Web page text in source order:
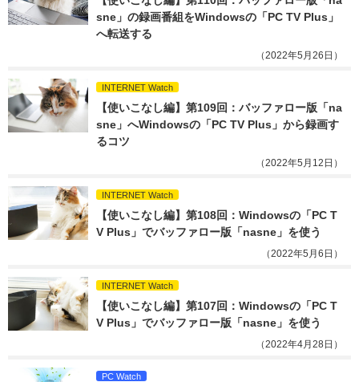
sne」の録画番組をWindowsの「PC TV Plus」
へ転送する
（2022年5月26日）
INTERNET Watch
【使いこなし編】第109回：バッファロー版「na
sne」へWindowsの「PC TV Plus」から録画す
るコツ
（2022年5月12日）
INTERNET Watch
【使いこなし編】第108回：Windowsの「PC T
V Plus」でバッファロー版「nasne」を使う
（2022年5月6日）
INTERNET Watch
【使いこなし編】第107回：Windowsの「PC T
V Plus」でバッファロー版「nasne」を使う
（2022年4月28日）
PC Watch